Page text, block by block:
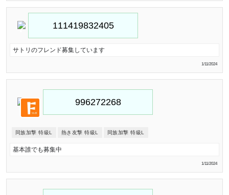
サトリのフレンド募集しています
1/11/2024
同族加撃 特級L 熱き友撃 特級L 同族加撃 特級L
基本誰でも募集中
1/11/2024